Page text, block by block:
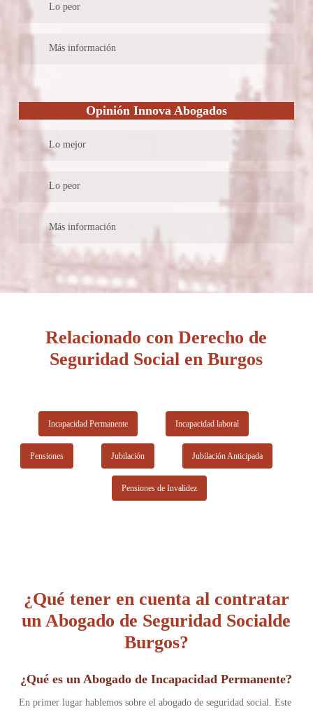
pero si se dedican a casos de gran importancia.
• Cada uno de los abogados tienen más de 15 años de
experiencia en el despacho y mucho más antes del mismo.
Lo peor
• Cuentan con más servicios que personal, puede ser un
específico.
Más información
Abiscal Abogados es uno de los despachos que más se mantiene
en anónimo pero con un servicio realmente increíble. Cuenta
con derecho inmobiliario, laboral, penal, seguro de vehículos,
cuenta con otros importantes como urbanístico, social, derecho
Opinión Innova Abogados
Lo mejor
importantísimo para saber el proceso.
pendiente de lo que puede ser un posible caso.
del despacho en Burgos.
Lo peor
trayectoria profesional y académica.
Más información
Innova Abogados es un despacho único en Burgos, podremos
ver poca información sobre los letreros y la experiencia del
despacho, pero si vamos personalmente podremos encontrar
pero Innova Ahogados cuenta con suficiente confianza y
seguridad para empezar cualquier trámite que tenga que ver con
los derechos familiares, separaciones o divorcios.
Relacionado con Derecho de
Seguridad Social en Burgos
Incapacidad Permanente Incapacidad laboral
Pensiones Jubilación Jubilación Anticipada
Pensiones de Invalidez
¿Qué tener en cuenta al contratar
un Abogado de Seguridad Socialde
Burgos?
¿Qué es un Abogado de Incapacidad Permanente?
En primer lugar hablemos sobre el abogado de seguridad social. Este